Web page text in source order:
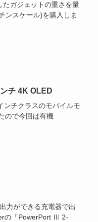
ガジェットの重さを量
ンスケール)を購入しま
チ 4K OLED
ンチクラスのモバイルモ
ので今回は有機
力ができる充電器で出
の「PowerPort Ⅲ 2-